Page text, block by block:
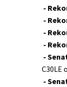
-
-
-
-
-
C30LE
-